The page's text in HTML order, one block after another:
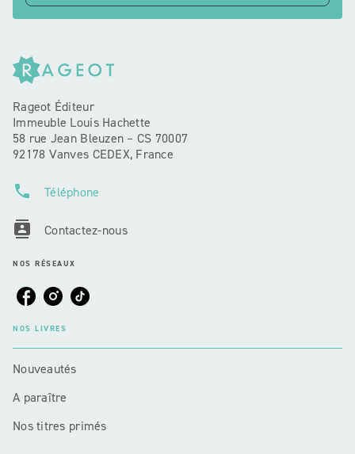
Rageot Éditeur
Immeuble Louis Hachette
58 rue Jean Bleuzen – CS 70007
92178 Vanves CEDEX, France
phone Téléphone
contacts Contactez-nous
NOS RÉSEAUX
NOS LIVRES
Nouveautés
A paraître
Nos titres primés